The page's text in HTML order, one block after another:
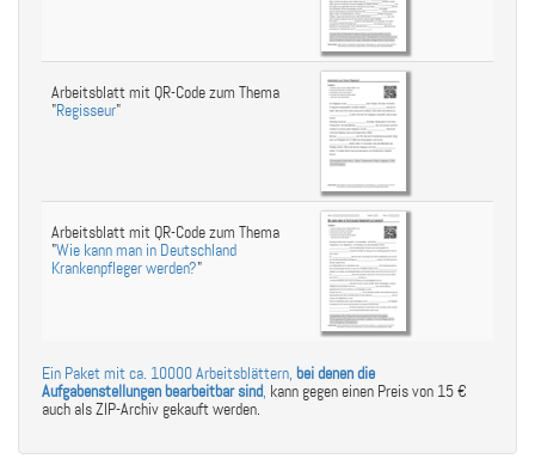
Arbeitsblatt mit QR-Code zum Thema
"Regisseur"
Arbeitsblatt mit QR-Code zum Thema
"Wie kann man in Deutschland
Krankenpfleger werden?"
Ein Paket mit ca. 10000 Arbeitsblättern, bei denen die
Aufgabenstellungen bearbeitbar sind, kann gegen einen Preis von 15 €
auch als ZIP-Archiv gekauft werden.